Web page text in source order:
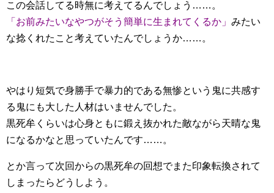
この会話してる時無に考えてるんでしょう……。
「お前みたいなやつがそう簡単に生まれてくるか」 みたい
な捻くれたこと考えていたんでしょうか……。
やはり短気で身勝手で暴力的である無惨という鬼に共感す
る鬼にも大した人材はいませんでした。
黒死牟くらいは心身ともに鍛え抜かれた敵ながら天晴な鬼
になるかなと思っていたんです……。
とか言って次回からの黒死牟の回想でまた印象転換されて
しまったらどうしよう。